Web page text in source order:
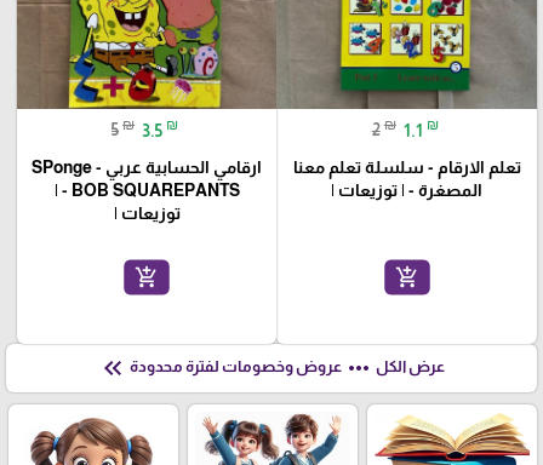
2 ₪ 1.1 ₪
تعلم الارقام - سلسلة تعلم معنا
المصغرة - | توزيعات |
add_shopping_cart
5 ₪ 3.5 ₪
ارقامي الحسابية عربي - SPonge
BOB SQUAREPANTS - |
توزيعات |
add_shopping_cart
عرض الكل more_horiz عروض وخصومات لفترة محدودة keyboard_double_arrow_left